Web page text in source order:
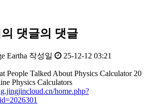
댓글의 댓글
Eartha 작성일 25-12-12 03:21
People Talked About Physics Calculator 20
Physics Calculators
home.php?